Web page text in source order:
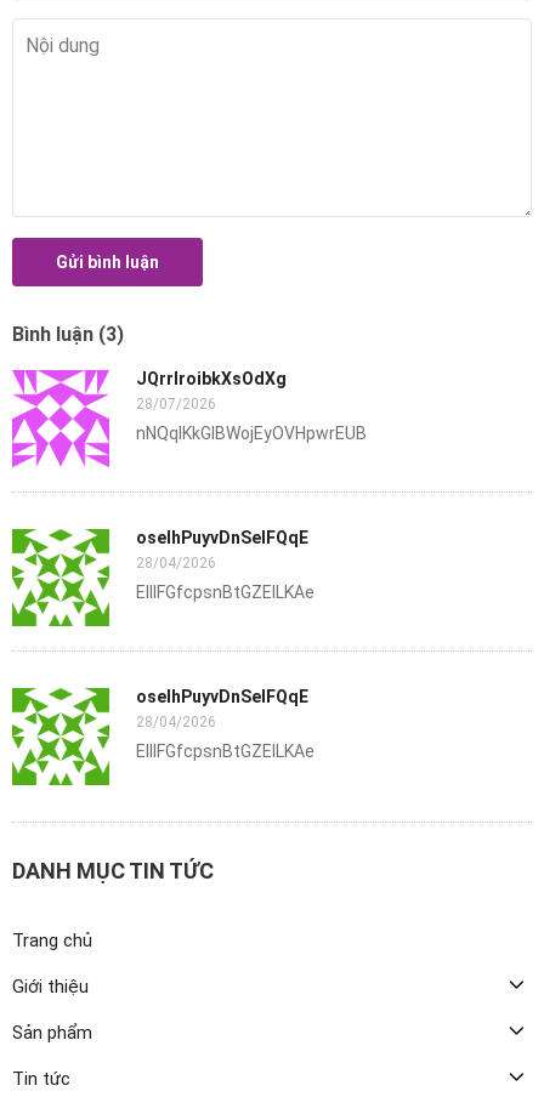
Gửi bình luận
Bình luận (3)
JQrrIroibkXsOdXg
28/07/2026
nNQqIKkGlBWojEyOVHpwrEUB
oselhPuyvDnSeIFQqE
28/04/2026
EIIIFGfcpsnBtGZElLKAe
oselhPuyvDnSeIFQqE
28/04/2026
EIIIFGfcpsnBtGZElLKAe
DANH MỤC TIN TỨC
Trang chủ
Giới thiệu
Sản phẩm
Tin tức